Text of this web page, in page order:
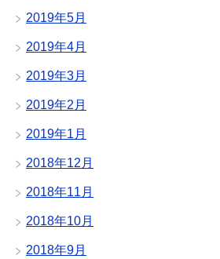
2019年5月
2019年4月
2019年3月
2019年2月
2019年1月
2018年12月
2018年11月
2018年10月
2018年9月